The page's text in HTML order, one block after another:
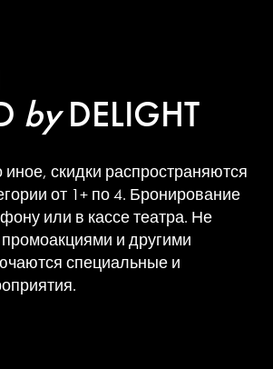
byDELIGHT
иное, скидки распространяются
от 1+ по 4. Бронирование
или в кассе театра. Не
и другими
специальные и